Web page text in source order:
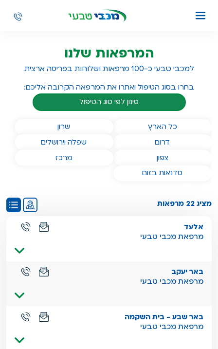
המרפאות שלנו
למכבי טבעי כ-100 מרפאות ושלוחות בפריסה ארצית
בחרו בסוג הטיפול ואתרו את המרפאה הקרובה אליכם:
סינון לפי סוג הטיפול
המרפאות שלנו ב
כל הארץ המרפאות שלנו ב
שרון
המרפאות שלנו ב
דרום המרפאות שלנו ב
שפלה וירושלים
המרפאות שלנו ב
צפון המרפאות שלנו ב
מרכז
המרפאות שלנו ב
סדנאות בזום
מציג 22 מרפאות
אלעד
מרפאת מכבי טבעי
באר יעקב
מרפאת מכבי טבעי
באר שבע - בית השקמה
מרפאת מכבי טבעי
תוכן זה אינו תוכן נגיש,